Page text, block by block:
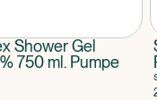
Shower Gel
750 ml. Pumpe